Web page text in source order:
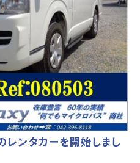
ンタカーを開始しまし